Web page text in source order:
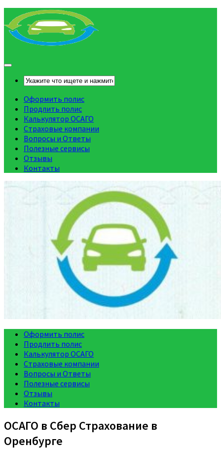
Оформить полис
Продлить полис
Калькулятор ОСАГО
Страховые компании
Вопросы и Ответы
Полезные сервисы
Отзывы
Контакты
Оформить полис
Продлить полис
Калькулятор ОСАГО
Страховые компании
Вопросы и Ответы
Полезные сервисы
Отзывы
Контакты
ОСАГО в Сбер Страхование в
Оренбурге